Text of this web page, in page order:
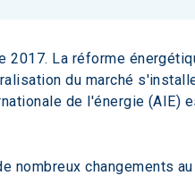
La réforme
du marché
de l'énergie
nombreux changements